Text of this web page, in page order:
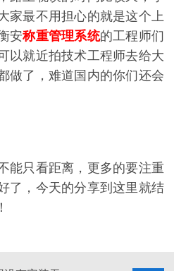
家最不用担心的就是这个上
安称重管理系统的工程师们
以就近拍技术工程师去给大
做了，难道国内的你们还会
能只看距离，更多的要注重
了，今天的分享到这里就结